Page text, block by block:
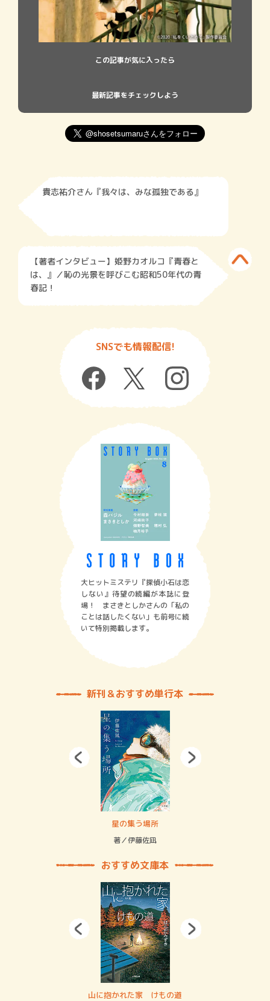
この記事が気に入ったら
最新記事をチェックしよう
貴志祐介さん『我々は、みな孤独である』
【著者インタビュー】姫野カオルコ『青春と
は、』／恥の光景を呼びこむ昭和50年代の青
春記！
SNSでも情報配信!
大ヒットミステリ『探偵小石は恋
しない』待望の続編が本誌に登
場！ まさきとしかさんの「私の
ことは話したくない」も前号に続
いて特別掲載します。
新刊＆おすすめ単行本
星の集う場所
著／伊藤佐凪
おすすめ文庫本
山に抱かれた家 けもの道